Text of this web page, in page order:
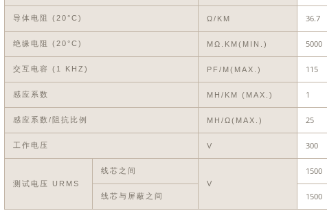
导体电阻 (20°C) Ω/KM 36.7
绝缘电阻 (20°C) MΩ.KM(MIN.) 5000
交互电容 (1 KHZ) PF/M(MAX.) 115
感应系数 MH/KM (MAX.) 1
感应系数/阻抗比例 ΜH/Ω(MAX.) 25
工作电压 V 300
测试电压 URMS
线芯之间
V
1500
线芯与屏蔽之间 1500